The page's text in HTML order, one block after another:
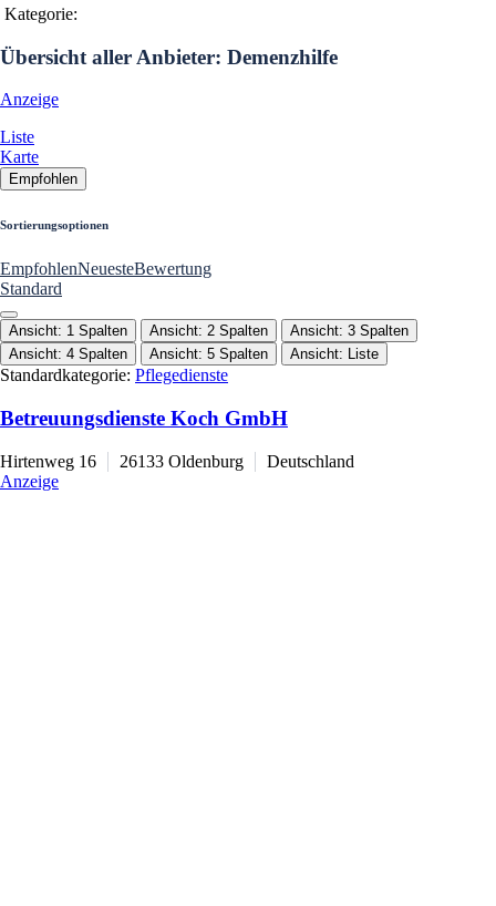
Kategorie:
Übersicht aller Anbieter: Demenzhilfe
Anzeige
Liste
Karte
Empfohlen
Sortierungsoptionen
EmpfohlenNeuesteBewertung
Standard
Ansicht: 1 Spalten Ansicht: 2 Spalten
Ansicht: 3 Spalten
Ansicht: 4 Spalten
Ansicht: 5 Spalten Ansicht: Liste
Standardkategorie: Pflegedienste
Betreuungsdienste Koch GmbH
Hirtenweg 16 26133 Oldenburg
Deutschland
Anzeige